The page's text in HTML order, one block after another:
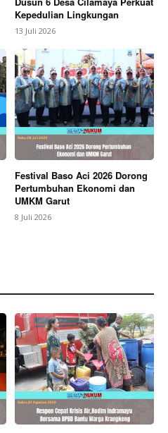
NOW
Pamungkas Hadiri
Bakti ke-79 TNI Angkatan
Kepedulian Lingkungan
13 Juli 2026
Festival Baso Aci 2026 Dorong
Pertumbuhan Ekonomi dan
UMKM Garut
8 Juli 2026